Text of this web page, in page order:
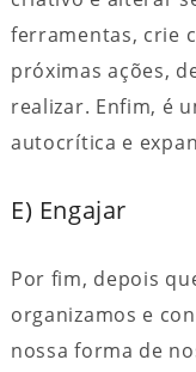
ferramentas, crie
próximas ações,
realizar. Enfim, é
autocrítica e
E) Engajar
Por fim, depois
organizamos e
nossa forma de